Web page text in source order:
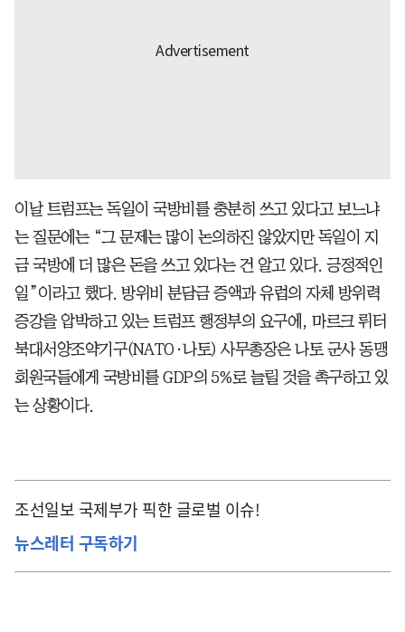
이날 트럼프는 독일이 국방비를 충분히 쓰고 있다고 보느냐
는 질문에는 “그 문제는 많이 논의하진 않았지만 독일이 지
금 국방에 더 많은 돈을 쓰고 있다는 건 알고 있다. 긍정적인
일”이라고 했다. 방위비 분담금 증액과 유럽의 자체 방위력
증강을 압박하고 있는 트럼프 행정부의 요구에, 마르크 뤼터
북대서양조약기구(NATO·나토) 사무총장은 나토 군사 동맹
회원국들에게 국방비를 GDP의 5%로 늘릴 것을 촉구하고 있
는 상황이다.
조선일보 국제부가 픽한 글로벌 이슈!
뉴스레터 구독하기